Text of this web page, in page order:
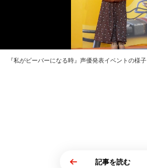
『私がビーバーになる時』声優発表イベントの様子
記事を読む